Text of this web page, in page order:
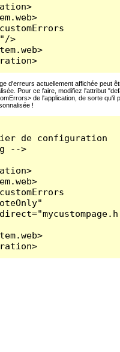
>
d'erreurs actuellement affichée peut
Pour ce faire, modifiez l'attribut
de l'application, de sorte qu'il
!
de configuration
-->